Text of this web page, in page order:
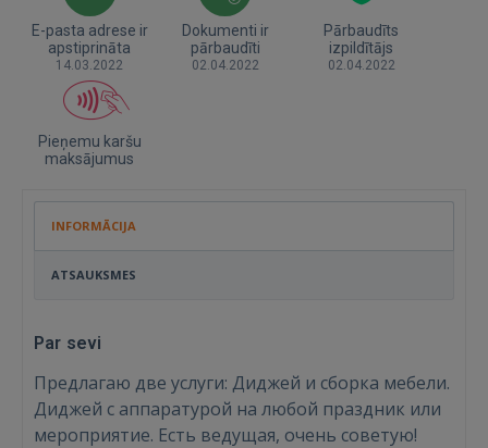
E-pasta adrese ir
apstiprināta
14.03.2022
Dokumenti ir
pārbaudīti
02.04.2022
Pārbaudīts
izpildītājs
02.04.2022
Pieņemu karšu
maksājumus
INFORMĀCIJA
ATSAUKSMES
Par sevi
Предлагаю две услуги: Диджей и сборка мебели.
Диджей с аппаратурой на любой праздник или
мероприятие. Есть ведущая, очень советую!